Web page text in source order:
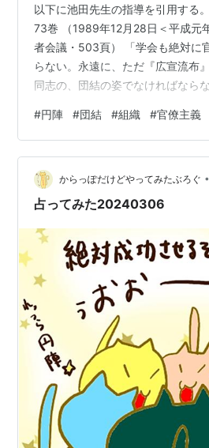
以下に池田先生の指導を引用する
73巻 （1989年12月28日＜平成元
者会議・503頁） 「学会も絶対に
らない。永遠に、ただ『広宣流布
同志の、団結の姿でなければなら
らゆる角度を向き、しかもあらゆ
る。」 以下は、上記の指導を踏ま
めである。 役職関係なく、誰も
学会という組織だ。 だが、幹部に
れていくならば、創価学会も例外
#円陣 #団結 #組織 #官僚主義
からっぽだけどやってみたぶろぐ •
占ってみた20240306